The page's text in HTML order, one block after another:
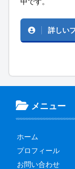
詳しい
メニュー
ホーム
プロフィール
お問い合わせ